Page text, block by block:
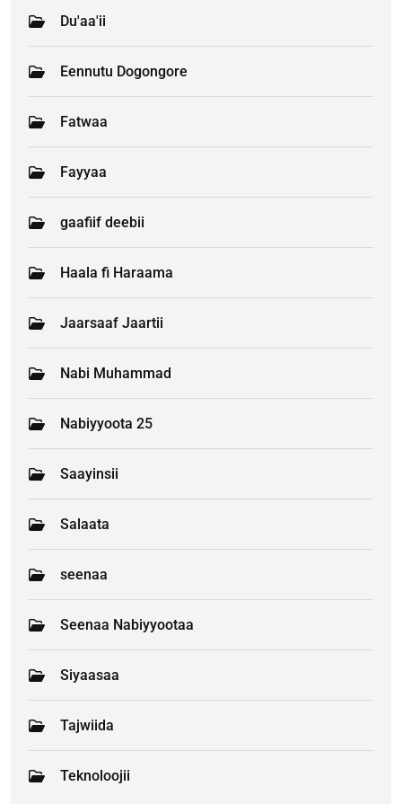
Du'aa'ii
Eennutu Dogongore
Fatwaa
Fayyaa
gaafiif deebii
Haala fi Haraama
Jaarsaaf Jaartii
Nabi Muhammad
Nabiyyoota 25
Saayinsii
Salaata
seenaa
Seenaa Nabiyyootaa
Siyaasaa
Tajwiida
Teknoloojii